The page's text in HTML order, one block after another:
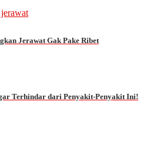
Jerawat Gak Pake Ribet
Terhindar dari Penyakit-Penyakit Ini!